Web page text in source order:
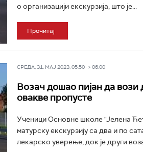
о организацији екскурзија, што је...
Прочитај
СРЕДА, 31. МАЈ 2023, 05:50 -> 06:00
Возач дошао пијан да вози
овакве пропусте
Ученици Основне школе "Јелена
матурску екскурзију са два и по
лекарско уверење, док је други